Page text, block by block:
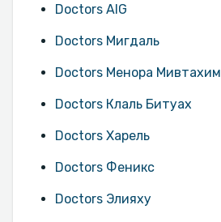
Doctors AIG
Doctors Мигдаль
Doctors Менора Мивтахим
Doctors Клаль Битуах
Doctors Харель
Doctors Феникс
Doctors Элияху